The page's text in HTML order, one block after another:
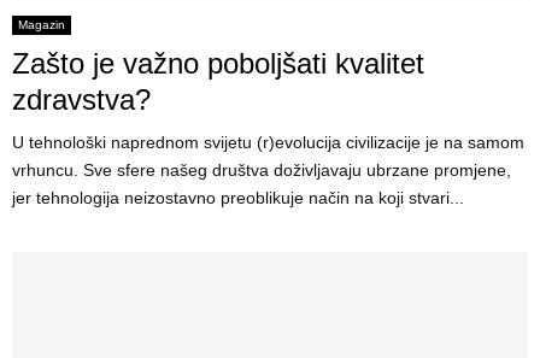
E
N
U
Magazin
Zašto je važno poboljšati kvalitet
zdravstva?
U tehnološki naprednom svijetu (r)evolucija civilizacije je na samom
vrhuncu. Sve sfere našeg društva doživljavaju ubrzane promjene,
jer tehnologija neizostavno preoblikuje način na koji stvari...